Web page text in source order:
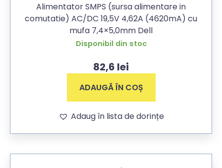
Alimentator SMPS (sursa alimentare in
comutatie) AC/DC 19,5V 4,62A (4620mA) cu
mufa 7,4×5,0mm Dell
Disponibil din stoc
82,6 lei
ADAUGĂ ÎN COȘ
Adaug în lista de dorințe